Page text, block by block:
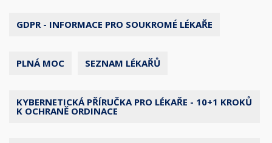
GDPR - INFORMACE PRO SOUKROMÉ LÉKAŘE
PLNÁ MOC SEZNAM LÉKAŘŮ
KYBERNETICKÁ PŘÍRUČKA PRO LÉKAŘE - 10+1 KROKŮ
K OCHRANĚ ORDINACE